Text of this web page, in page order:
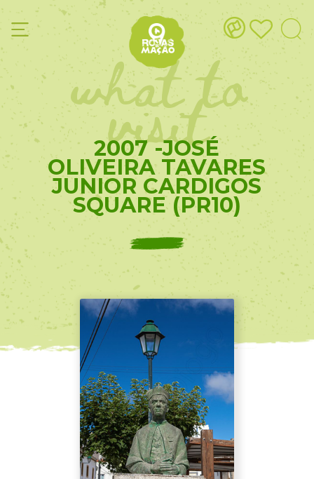
what to
visit
2007 -JOSÉ
OLIVEIRA TAVARES
JUNIOR CARDIGOS
SQUARE (PR10)